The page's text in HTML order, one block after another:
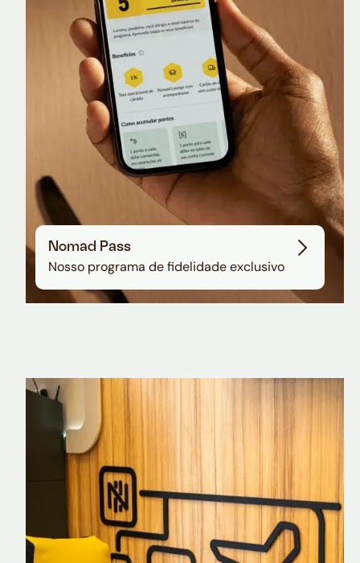
Sala VIP no Aeroporto de Guarulhos
Nomad Pass
Nosso programa de fidelidade exclusivo
Nomad Explorer
Cartão de crédito brasileiro com cashback
em dólar